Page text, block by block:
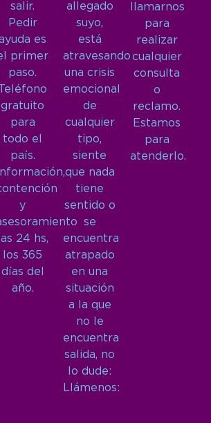
salir.
Pedir
es
primer
paso.
Teléfono
gratuito
para
todo el
país.
Información,
y
las 24 hs,
los 365
días del
año.
allegado
suyo,
está
atravesando
una crisis
emocional
de
cualquier
tipo,
siente
que nada
tiene
sentido o
se
encuentra
atrapado
en una
situación
a la que
no le
encuentra
salida, no
lo dude:
Llámenos:
llamarnos
para
realizar
cualquier
consulta
o
reclamo.
Estamos
para
atenderlo.